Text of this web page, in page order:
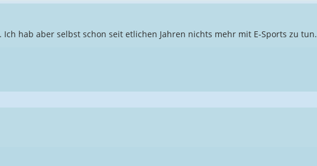
Ich hab aber selbst schon seit etlichen Jahren nichts mehr mit E-Sports zu tun.